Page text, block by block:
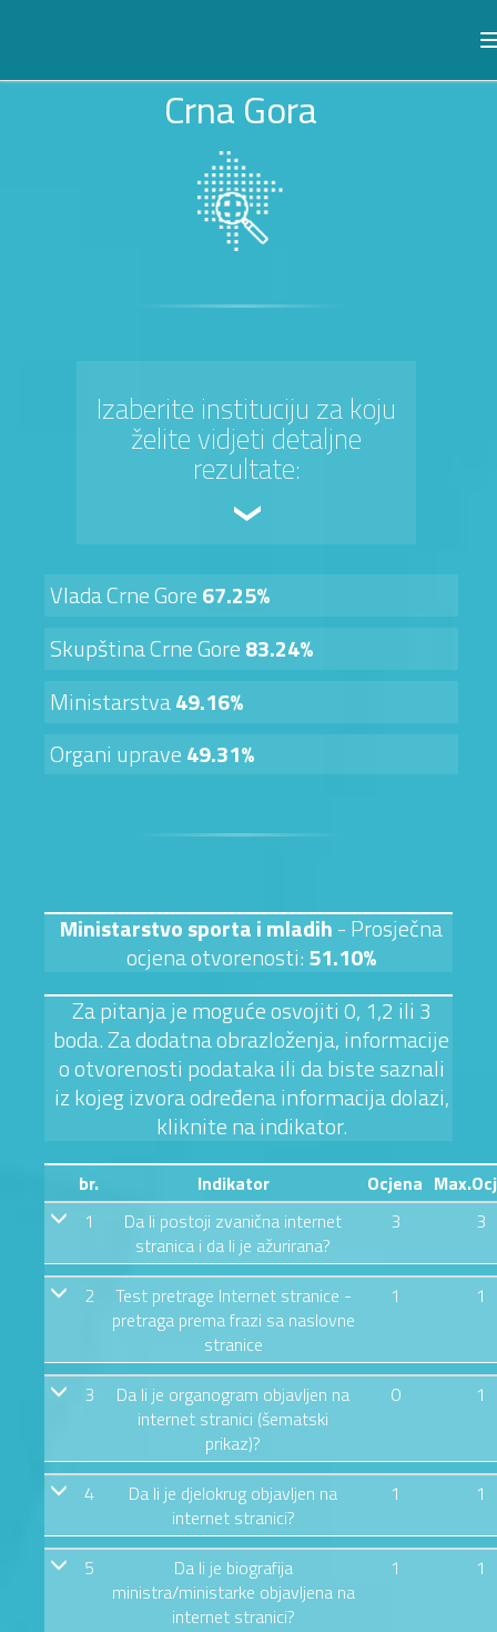
Crna Gora
Izaberite instituciju za koju
želite vidjeti detaljne
rezultate:
Vlada Crne Gore67.25%
Skupština Crne Gore83.24%
Ministarstva49.16%
Organi uprave49.31%
Ministarstvo sporta i mladih- Prosječna
ocjena otvorenosti:51.10%
Za pitanja je moguće osvojiti 0, 1,2 ili 3
boda. Za dodatna obrazloženja, informacije
o otvorenosti podataka ili da biste saznali
iz kojeg izvora određena informacija dolazi,
kliknite na indikator.
br. Indikator Ocjena
1
Da li postoji zvanična internet
stranica i da li je ažurirana?
3 3
2
Test pretrage Internet stranice -
pretraga prema frazi sa naslovne
stranice
1 1
3
Da li je organogram objavljen na
internet stranici (šematski
prikaz)?
0 1
4
Da li je djelokrug objavljen na
internet stranici?
1 1
5
Da li je biografija
ministra/ministarke objavljena na
internet stranici?
1 1